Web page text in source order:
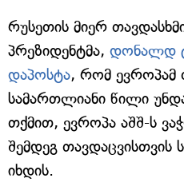
რუსეთის მიერ
პრეზიდენტმა, დონალდ
დაპოსტა, რომ ევროპამ
სამართლიანი წილი
თქმით, ევროპა აშშ-ს
შემდეგ თავდაცვისთვის
იხდის.